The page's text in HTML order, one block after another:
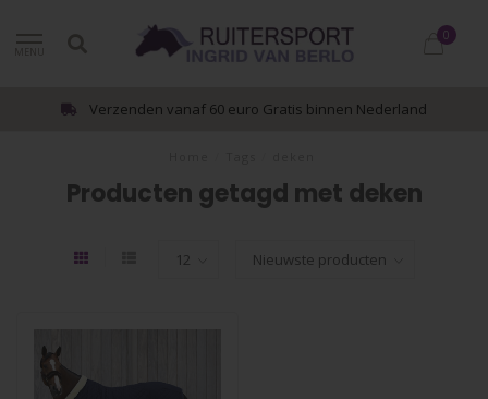
0
Verzenden vanaf 60 euro Gratis binnen Nederland
Producten getagd met deken